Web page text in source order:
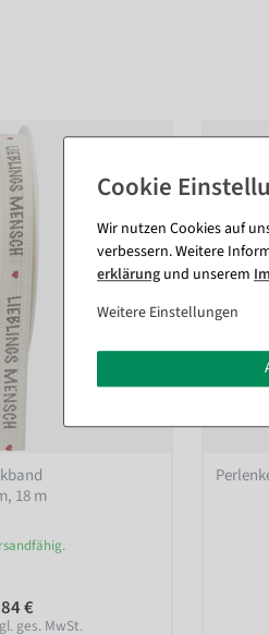
18 m
€
ges. MwSt.
Wir nutzen Cookies auf
verbessern. Weitere
erklärung und unserem
Weitere Einstellungen